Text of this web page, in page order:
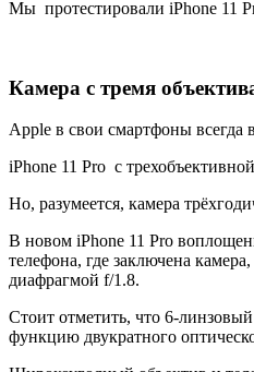
Мы протестировали iPhone 11
Камера с тремя
Apple в свои смартфоны всегда
iPhone 11 Pro с
Но, разумеется, камера
В новом iPhone 11 Pro
телефона, где заключена
диафрагмой f/1.8.
Стоит отметить, что 6-
функцию двукратного